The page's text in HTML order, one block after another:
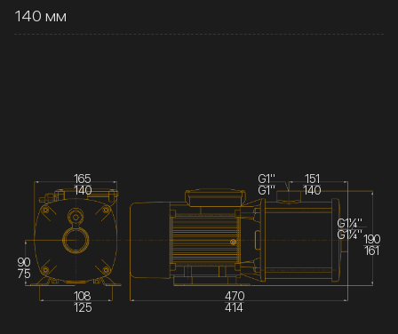
140 мм
G1¼''
G1¼''
G1''
G1''
190
161
470
414
165
140
90
75
108
125
151
140